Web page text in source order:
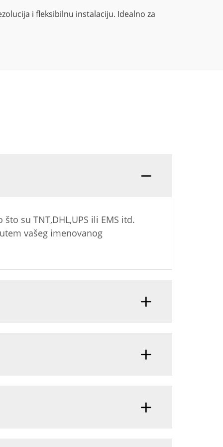
i fleksibilnu instalaciju. Idealno za
su TNT,DHL,UPS ili EMS itd.
vašeg imenovanog